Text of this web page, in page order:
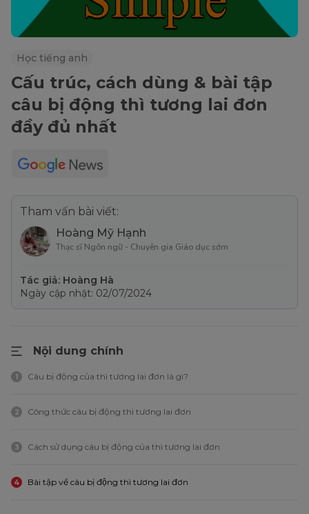
Học tiếng anh
Cấu trúc, cách dùng & bài tập
câu bị động thì tương lai đơn
đầy đủ nhất
Tham vấn bài viết:
Hoàng Mỹ Hạnh
Thạc sĩ Ngôn ngữ - Chuyên gia Giáo dục sớm
Tác giả: Hoàng Hà
Ngày cập nhật: 02/07/2024
Nội dung chính
1 Câu bị động của thì tương lai đơn là gì?
2 Công thức câu bị động thì tương lai đơn
3 Cách sử dụng câu bị động của thì tương lai đơn
4 Bài tập về câu bị động thì tương lai đơn